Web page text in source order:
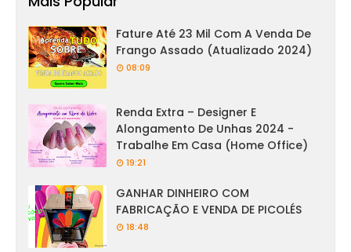
Fature Até 23 Mil Com A Venda De
Frango Assado (Atualizado 2024)
08:09
Renda Extra – Designer E
Alongamento De Unhas 2024 -
Trabalhe Em Casa (Home Office)
19:21
GANHAR DINHEIRO COM
FABRICAÇÃO E VENDA DE PICOLÉS
18:48